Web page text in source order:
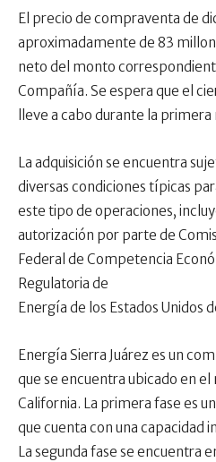
El precio de compraventa de
aproximadamente de 83
neto del monto
Compañía. Se espera que el
lleve a cabo durante la
La adquisición se encuentra
diversas condiciones típicas
este tipo de operaciones,
autorización por parte de
Federal de Competencia
Regulatoria de
Energía de los Estados Unidos
Energía Sierra Juárez es un
que se encuentra ubicado en
California. La primera fase es
que cuenta con una capacidad
La segunda fase se encuentra